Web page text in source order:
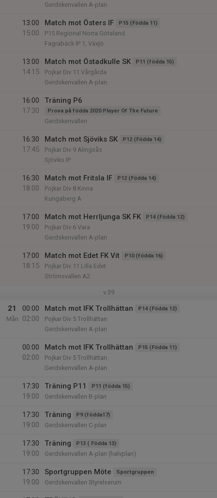
Gerdskenvallen A-plan
13:00
15:00
Match mot Östers IF P15 (Födda 11)
P15 Regional Norra Götaland
Fagrabäck IP 1, Växjö
13:00
14:15
Match mot Östadkulle SK P11 (födda 15)
Pojkar Div 11 Vårgårda
Gerdskenvallen A-plan
16:00
17:30
Träning P6
Prova på födda 2020 Player Of The Future
Gerdskenvallen
16:30
17:45
Match mot Sjöviks SK P12 (Födda 14)
Pojkar Div 9 Alingsås
Sjöviks IP
16:30
18:00
Match mot Fritsla IF P12 (Födda 14)
Pojkar Div 8 Kinna
Kungaberg A
17:00
19:00
Match mot Herrljunga SK FK P14 (Födda 12)
Pojkar Div 6 Vara
Gerdskenvallen A-plan
17:00
18:15
Match mot Edet FK Vit P10 (födda 16)
Pojkar Div 11 Lilla Edet
Strömsvallen A2
v.39
21
Mån
00:00
02:00
Match mot IFK Trollhättan P14 (Födda 12)
Pojkar Div 5 Trollhättan
Gerdskenvallen A-plan
00:00
02:00
Match mot IFK Trollhättan P15 (Födda 11)
Pojkar Div 5 Trollhättan
Gerdskenvallen A-plan
17:30
19:00
Träning P11 P11 (födda 15)
Gerdskenvallen B-plan
17:30
19:00
Träning P9 (födda17)
Gerdskenvallen C-plan
17:30
19:00
Träning P13 ( Födda 13)
Gerdskenvallen A-plan (halvplan)
17:30
19:00
Sportgruppen Möte Sportgruppen
Gerdskenvallen Styrelserum